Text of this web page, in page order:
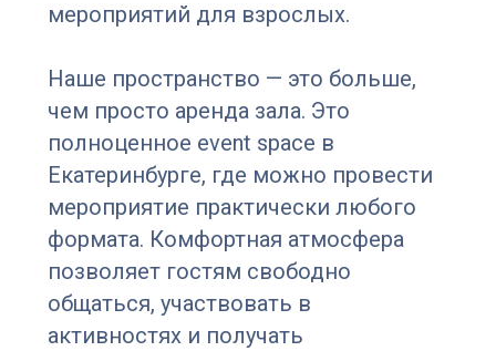
мероприятий для взрослых.
Наше пространство — это больше,
чем просто аренда зала. Это
полноценное event space в
Екатеринбурге, где можно провести
мероприятие практически любого
формата. Комфортная атмосфера
позволяет гостям свободно
общаться, участвовать в
активностях и получать